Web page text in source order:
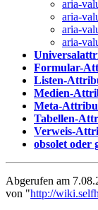
aria-
aria-
aria-
aria-
Formular-
Listen-
Medien-
Meta-
Tabellen-
Verweis-
obsolet oder
Abgerufen am
von "http://